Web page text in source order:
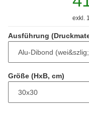
exkl.
Ausführung
Größe (HxB, cm)